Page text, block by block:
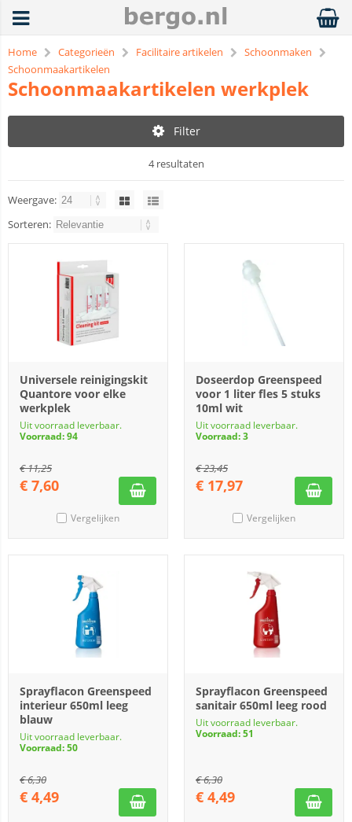
Home Categorieën Facilitaire artikelen
Schoonmaken
Schoonmaakartikelen
Schoonmaakartikelen werkplek
Filter
4 resultaten
Weergave:
Sorteren:
Universele reinigingskit
Quantore voor elke
werkplek
Uit voorraad leverbaar.
Voorraad: 94
€11,25
€ 7,60
Vergelijken
Doseerdop Greenspeed
voor 1 liter fles 5 stuks
10ml wit
Uit voorraad leverbaar.
Voorraad: 3
€23,45
€ 17,97
Vergelijken
Sprayflacon Greenspeed
interieur 650ml leeg
blauw
Uit voorraad leverbaar.
Voorraad: 50
€6,30
€ 4,49
Sprayflacon Greenspeed
sanitair 650ml leeg rood
Uit voorraad leverbaar.
Voorraad: 51
€6,30
€ 4,49